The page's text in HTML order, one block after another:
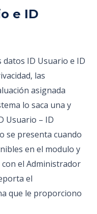
e ID
datos ID Usuario e ID
las
asignada
lo saca una y
Usuario – ID
se presenta cuando
en el modulo y
el Administrador
el
que le proporciono